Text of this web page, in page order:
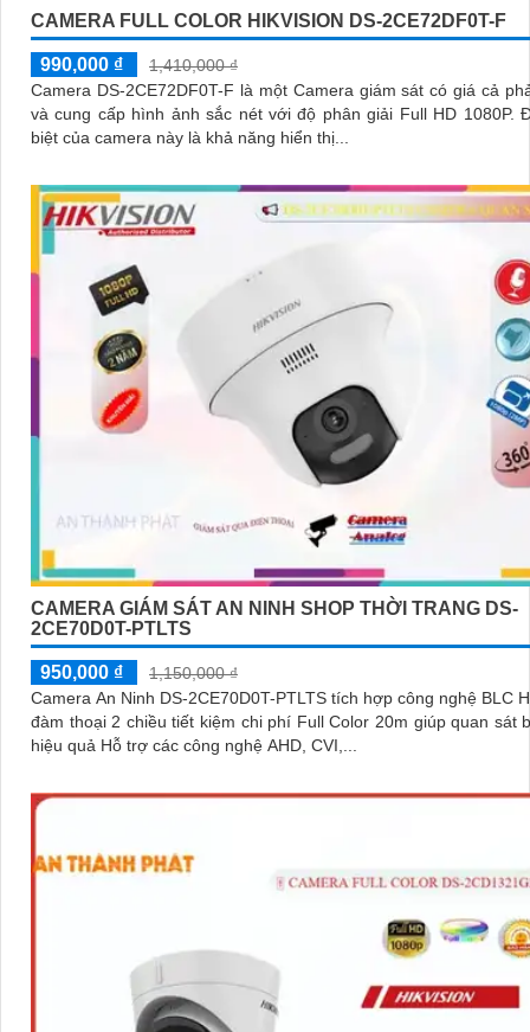
CAMERA FULL COLOR HIKVISION DS-2CE72DF0T-F
990,000 ₫
1,410,000 ₫
Camera DS-2CE72DF0T-F là một Camera giám sát có giá cả
và cung cấp hình ảnh sắc nét với độ phân giải Full HD 1080P. Điều đặc
biệt của camera này là khả năng hiển thị...
CAMERA GIÁM SÁT AN NINH SHOP THỜI TRANG DS-
2CE70D0T-PTLTS
950,000 ₫
1,150,000 ₫
Camera An Ninh DS-2CE70D0T-PTLTS tích hợp công nghệ BLC
đàm thoại 2 chiều tiết kiệm chi phí Full Color 20m giúp quan sát
hiệu quả Hỗ trợ các công nghệ AHD, CVI,...